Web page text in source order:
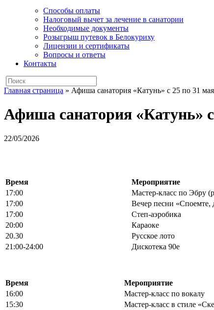
Способы оплаты
Налоговый вычет за лечение в санатории
Необходимые документы
Розыгрыш путевок в Белокуриху
Лицензии и сертификаты
Вопросы и ответы
Контакты
Главная страница » Афиша санатория «Катунь» с 25 по 31
Афиша санатория «Катунь»
22/05/2026
Время Мероприятие
17:00
Мастер-класс по Эбру
17:00
Вечер песни «Споемте,
17:00
Степ-аэробика
20:00
Караоке
20.30
Русское лото
21:00-24:00
Дискотека 90е
Время Мероприятие
16:00
Мастер-класс по вокалу
15:30
Мастер-класс в стиле